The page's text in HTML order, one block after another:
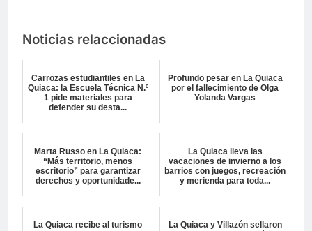
Noticias relaccionadas
Carrozas estudiantiles en La
Quiaca: la Escuela Técnica N.º
1 pide materiales para
defender su desta...
Profundo pesar en La Quiaca
por el fallecimiento de Olga
Yolanda Vargas
Marta Russo en La Quiaca:
“Más territorio, menos
escritorio” para garantizar
derechos y oportunidade...
La Quiaca lleva las
vacaciones de invierno a los
barrios con juegos, recreación
y merienda para toda...
La Quiaca recibe al turismo
La Quiaca y Villazón sellaron